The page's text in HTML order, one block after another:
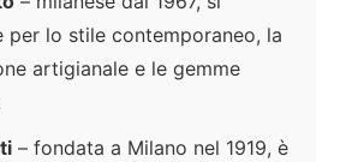
per lo stile contemporaneo, la
artigianale e le gemme
– fondata a Milano nel 1919, è